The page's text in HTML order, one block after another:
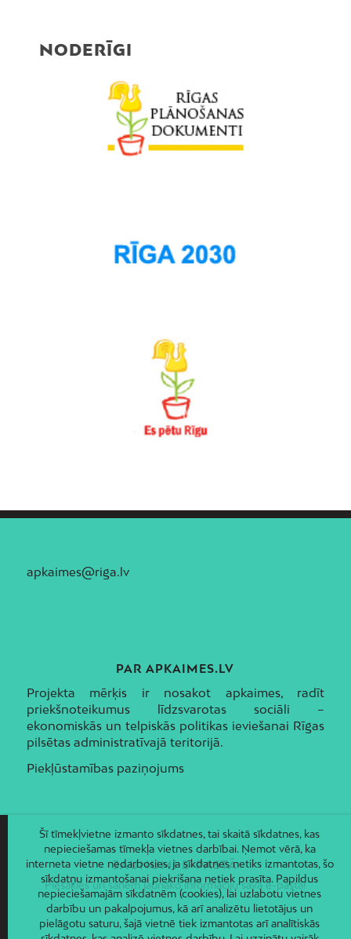
NODERĪGI
apkaimes@riga.lv
PAR APKAIMES.LV
Projekta mērķis ir nosakot apkaimes, radīt
priekšnoteikumus līdzsvarotas sociāli –
ekonomiskās un telpiskās politikas ieviešanai Rīgas
pilsētas administratīvajā teritorijā.
Piekļūstamības paziņojums
JAUNUMI E-PASTĀ
Piesakies un saņem jaunāko informāciju savā e-pastā!
Šī tīmekļvietne izmanto sīkdatnes, tai skaitā sīkdatnes, kas
nepieciešamas tīmekļa vietnes darbībai. Ņemot vērā, ka
interneta vietne nedarbosies, ja sīkdatnes netiks izmantotas, šo
sīkdatņu izmantošanai piekrišana netiek prasīta. Papildus
nepieciešamajām sīkdatnēm (cookies), lai uzlabotu vietnes
darbību un pakalpojumus, kā arī analizētu lietotājus un
pielāgotu saturu, šajā vietnē tiek izmantotas arī analītiskās